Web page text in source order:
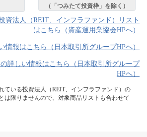
（「つみたて投資枠」を除く）
資法人（REIT、インフラファンド）リスト
はこちら（資産運用業協会HPへ）
情報はこちら（日本取引所グループHPへ）
詳しい情報はこちら（日本取引所グループ
HPへ）
ている投資法人（REIT、インフラファンド）の
は限りませんので、対象商品リストも合わせて